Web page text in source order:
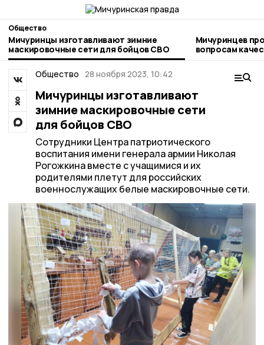
Общество
Мичуринцы изготавливают зимние
маскировочные сети для бойцов СВО
Мичуринцев
вопросам качества и
детских
Общество 28 ноября 2023, 10:42
Мичуринцы изготавливают
зимние маскировочные сети
для бойцов СВО
Сотрудники Центра патриотического
воспитания имени генерала армии Николая
Рогожкина вместе с учащимися и их
родителями плетут для российских
военнослужащих белые маскировочные сети.